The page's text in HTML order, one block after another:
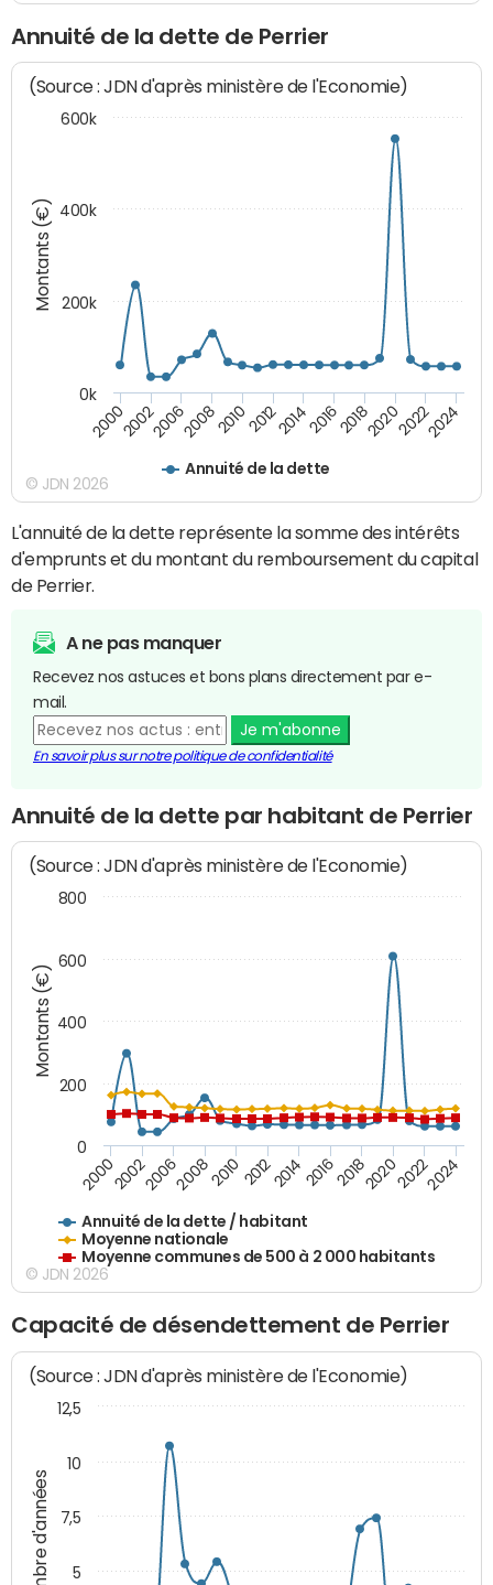
Annuité de la dette de Perrier
Montants (€)
(Source : JDN d'après ministère de l'Economie)
Annuité de la dette
200020022006200820102012201420162018202020222024
0k
200k
400k
600k
© JDN 2026
L'annuité de la dette représente la somme des intérêts
d'emprunts et du montant du remboursement du capital
de Perrier.
A ne pas manquer
Recevez nos astuces et bons plans directement par e-
mail.
Je m'abonne
En savoir plus sur notre politique de confidentialité
Annuité de la dette par habitant de Perrier
Montants (€)
(Source : JDN d'après ministère de l'Economie)
Annuité de la dette / habitant
Moyenne nationale
Moyenne communes de 500 à 2 000 habitants
20002002200620082010 2012201420162018202020222024
0
200
400
600
800
© JDN 2026
Capacité de désendettement de Perrier
Nombre d'années
(Source : JDN d'après ministère de l'Economie)
5
7,5
10
12,5